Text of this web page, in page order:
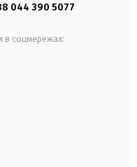
044 390 5077
в соцмережах: